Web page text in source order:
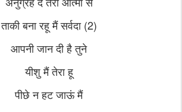
ताकी बना रहू मैं सर्वदा (2)
आपनी जान दी है तुने
यीशु मैं तेरा हू
पीछे न हट जाऊं मैं